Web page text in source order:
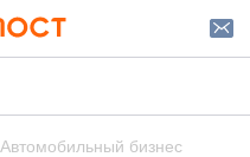
Автомобильный бизнес